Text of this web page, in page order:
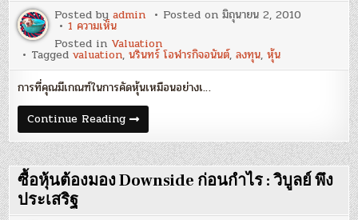
ว
รากร
Posted byadmin Posted onมิถุนายน 2, 2010
1 ความเห็นบน
Notes
on
Valuations
:
นรินทร์
โอฬาร
กิจ
อนันต์
Posted in Valuation
Taggedvaluation,นรินทร์ โอฬารกิจอนันต์,ลงทุน,หุ้น
การที่คุณมีเกณฑ์ในการคัดหุ้นเหมือนอย่างเ…
Continue ReadingNotes
on
Valuations
:
นรินทร์
โอฬาร
กิจ
ซื้อหุ้นต้องมอง Downside ก่อนกำไร : วิบูลย์ พึง
ประเสริฐ